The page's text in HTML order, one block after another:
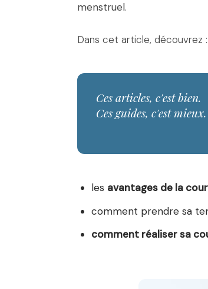
menstruel.
Dans cet article, découvrez :
Ces articles, c'est bien.
Ces guides, c'est mieux.
les avantages de la
comment prendre sa
comment réaliser sa